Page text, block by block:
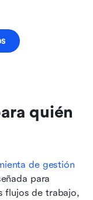
quién
de gestión
para
flujos de trabajo,